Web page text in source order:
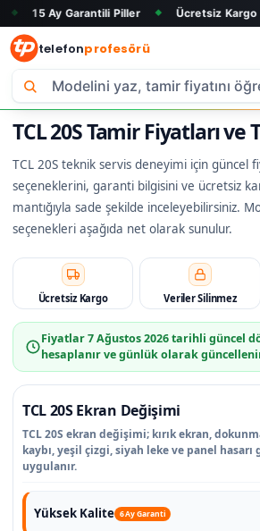
Garantili Piller ◆ Ücretsiz Kargo ◆
telefonprofesörü
TCL 20S Tamir Fiyatları ve
TCL 20S teknik servis deneyimi için güncel
seçeneklerini, garanti bilgisini ve ücretsiz
mantığıyla sade şekilde inceleyebilirsiniz.
seçenekleri aşağıda net olarak sunulur.
Ücretsiz Kargo Veriler Silinmez
Fiyatlar7 Ağustos 2026tarihli güncel
hesaplanır ve günlük olarak
TCL 20S Ekran Değişimi
TCL 20S ekran değişimi; kırık ekran,
kaybı, yeşil çizgi, siyah leke ve panel
uygulanır.
Yüksek Kalite 6 Ay Garanti